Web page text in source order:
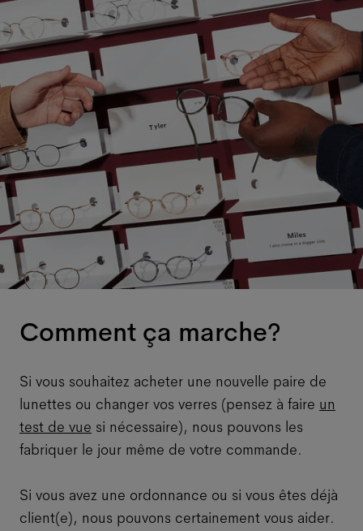
Comment ça marche?
Si vous souhaitez acheter une nouvelle paire de
lunettes ou changer vos verres (pensez à faire un
test de vue si nécessaire), nous pouvons les
fabriquer le jour même de votre commande.
Si vous avez une ordonnance ou si vous êtes déjà
client(e), nous pouvons certainement vous aider.